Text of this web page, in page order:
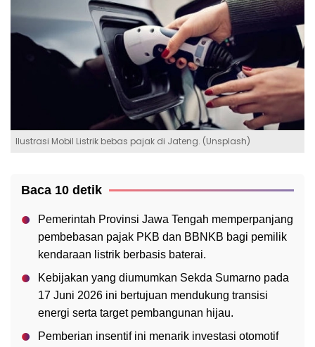
Ilustrasi Mobil Listrik bebas pajak di Jateng. (Unsplash)
Baca 10 detik
Pemerintah Provinsi Jawa Tengah memperpanjang
pembebasan pajak PKB dan BBNKB bagi pemilik
kendaraan listrik berbasis baterai.
Kebijakan yang diumumkan Sekda Sumarno pada
17 Juni 2026 ini bertujuan mendukung transisi
energi serta target pembangunan hijau.
Pemberian insentif ini menarik investasi otomotif